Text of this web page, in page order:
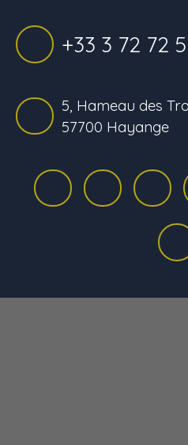
+33 3 72 72
5, Hameau des
57700 Hayange